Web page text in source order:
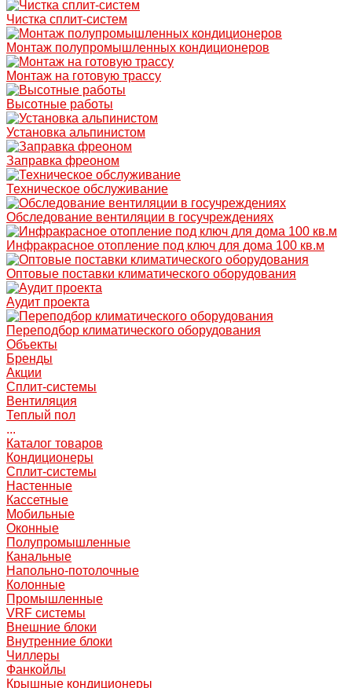
Чистка сплит-систем
Монтаж полупромышленных кондиционеров
Монтаж на готовую трассу
Высотные работы
Установка альпинистом
Заправка фреоном
Техническое обслуживание
Обследование вентиляции в госучреждениях
Инфракрасное отопление под ключ для дома 100 кв.м
Оптовые поставки климатического оборудования
Аудит проекта
Переподбор климатического оборудования
Объекты
Бренды
Акции
Сплит-системы
Вентиляция
Теплый пол
...
Каталог товаров
Кондиционеры
Сплит-системы
Настенные
Кассетные
Мобильные
Оконные
Полупромышленные
Канальные
Напольно-потолочные
Колонные
Промышленные
VRF системы
Внешние блоки
Внутренние блоки
Чиллеры
Фанкойлы
Крышные кондиционеры